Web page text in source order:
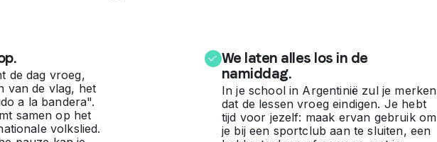
de dag vroeg,
van de vlag, het
a la bandera".
samen op het
volkslied.
We laten alles los in de
namiddag.
In je school in Argentinië zul je merken
dat de lessen vroeg eindigen. Je hebt
tijd voor jezelf: maak ervan gebruik om
je bij een sportclub aan te sluiten, een